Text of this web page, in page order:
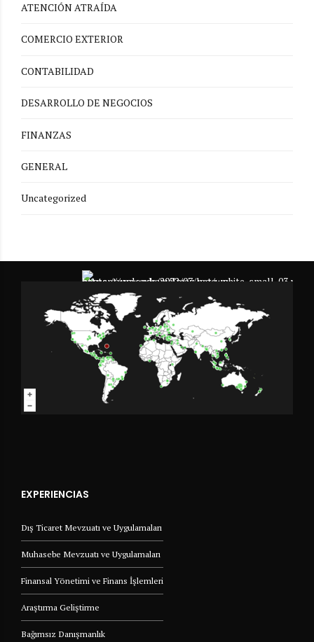
ATENCIÓN ATRAÍDA
COMERCIO EXTERIOR
CONTABILIDAD
DESARROLLO DE NEGOCIOS
FINANZAS
GENERAL
Uncategorized
EXPERIENCIAS
Dış Ticaret Mevzuatı ve Uygulamaları
Muhasebe Mevzuatı ve Uygulamaları
Finansal Yönetimi ve Finans İşlemleri
Araştırma Geliştirme
Bağımsız Danışmanlık